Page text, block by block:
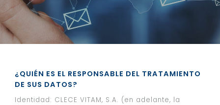
¿QUIÉN ES EL RESPONSABLE DEL TRATAMIENTO
DE SUS DATOS?
Identidad: CLECE VITAM, S.A. (en adelante, la